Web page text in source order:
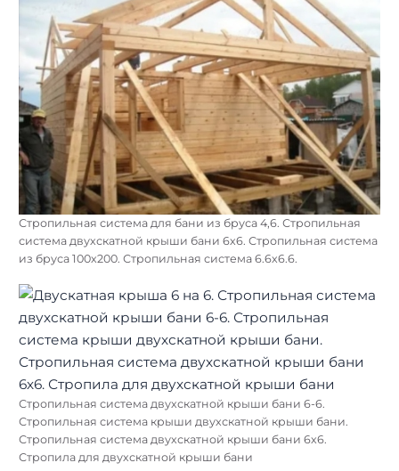
Стропильная система крыши 6 на 6. Стропильная система
50х200. Стропила 100х50. Двускатная стропильная система
для бани
Стропильная система для бани из бруса 4,6. Стропильная
из бруса 100х200. Стропильная система 6.6х6.6.